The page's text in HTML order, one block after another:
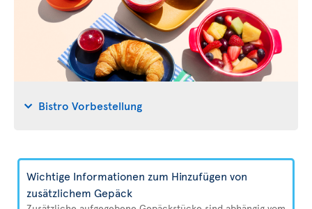
Bistro Vorbestellung
Wichtige Informationen zum Hinzufügen von
zusätzlichem Gepäck